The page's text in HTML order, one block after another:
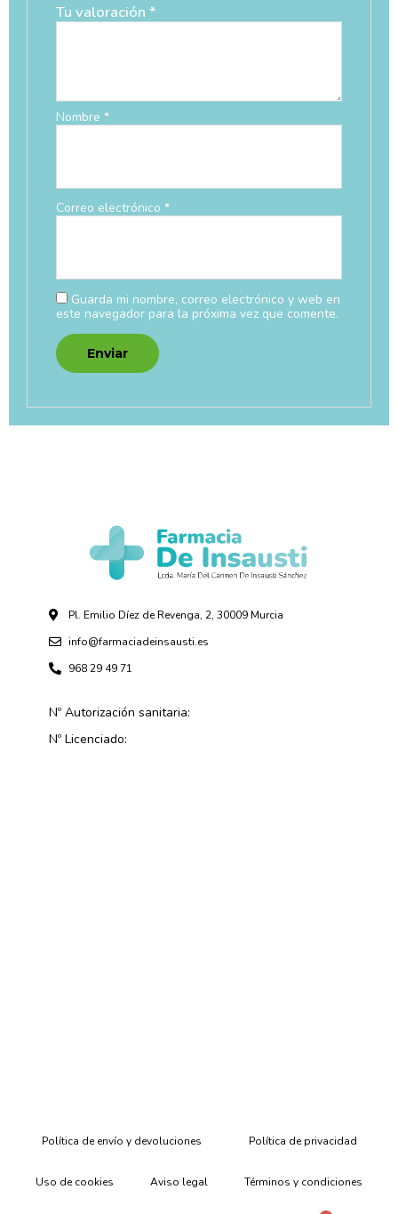
Tu valoración *
Nombre *
Correo electrónico *
Guarda mi nombre, correo electrónico y web en
este navegador para la próxima vez que comente.
Pl. Emilio Díez de Revenga, 2, 30009 Murcia
info@farmaciadeinsausti.es
968 29 49 71
Nº Autorización sanitaria:
Nº Licenciado:
Política de envío y devoluciones Política de privacidad
Uso de cookies Aviso legal Términos y condiciones